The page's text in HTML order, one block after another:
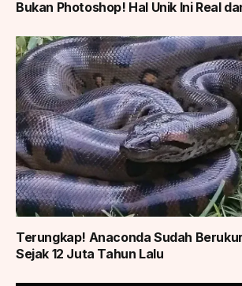
Bukan Photoshop! Hal Unik Ini Real
Terungkap! Anaconda Sudah
Sejak 12 Juta Tahun Lalu